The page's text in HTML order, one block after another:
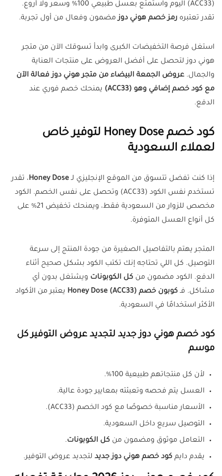
(ACC33) اليوم واستمتع بعسل طبيعي 100% وسعر ولا أروع.
تقدر تعتبره رمز خصم هوني دوزمضمون وفعال من أول تجربة.
استغل فرصة التخفيضات الكبرى وابدأ تسوقك الآن من متجر
هوني دوز لتحصل على أفضل العروض على منتجات العناية
والجمال. عروض الجمعة البيضاء من متجر هوني دوز فعالة الآن
مع كود خصم إضافي وهو (ACC33)
يمنحك خصم فوري عند
الدفع.
كود خصم Honey Dose لتوفير خاص
لعملاء السعودية
إذا كنت تفضل تتسوق من الموقع الإنجليزي لـHoney Dose، تقدر
تستخدم نفس الكود (ACC33) وتحصل على نفس الخصم. الكود
مخصص للزوار من السعودية فقط، ويمنحك تخفيض 21% على
كل أنواع العسل المتوفرة.
المتجر يهتم بالتفاصيل الصغيرة من جودة المنتج إلى سرعة
التوصيل. كل اللي تحتاجه إنك تكتب الكود بشكل صحيح أثناء
الدفع. الكود مضمون من كل الكوبونات ويشتغل بدون أي
مشاكل. فـكوبون خصم Honey Dose (ACC33)
يعتبر من الأكواد
الأكثر استخدامًا في السعودية.
كود خصم هوني دوز جديد لتجديد عروض التوفير كل
موسم
لأن كل منتجاتهم طبيعية 100%.
العسل يتم فحصه وتعبئته بمعايير جودة عالية.
الأسعار مناسبة خصوصًا مع كود الخصم (ACC33).
التوصيل سريع داخل السعودية.
التعامل موثوق ومضمون من كل الكوبونات.
يقدم دايم كود خصم هوني دوز جديد لتجديد عروض التوفير.